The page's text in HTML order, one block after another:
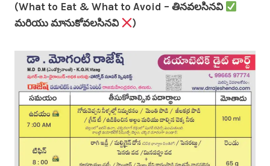
(What to Eat & What to Avoid – తినవలసినవి
మరియు మానుకోవలసినవి
)